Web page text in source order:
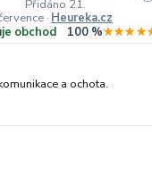
Přidáno 21.
· Heureka.cz
obchod 100 %
a ochota.